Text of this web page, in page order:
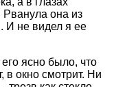
Рванула она из
И не видел я ее
ясно было, что
в окно смотрит. Ни